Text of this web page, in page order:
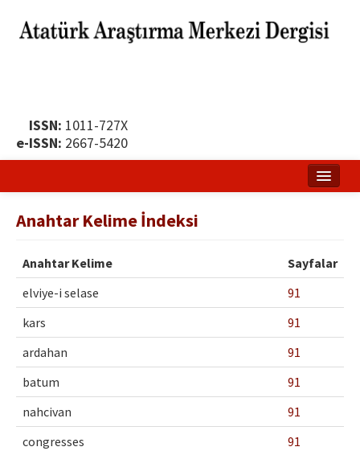
ISSN: 1011-727X
e-ISSN: 2667-5420
Yayın Politikası
Dergi Kurulları
Yayın İlkeleri
Etik İlkeler
Yazar Rehberi
Hakem Rehberi
Anahtar Kelime İndeksi
Anahtar Kelime
Sayfalar
elviye-i selase
91
kars
91
ardahan
91
batum
91
nahcivan
91
congresses
91